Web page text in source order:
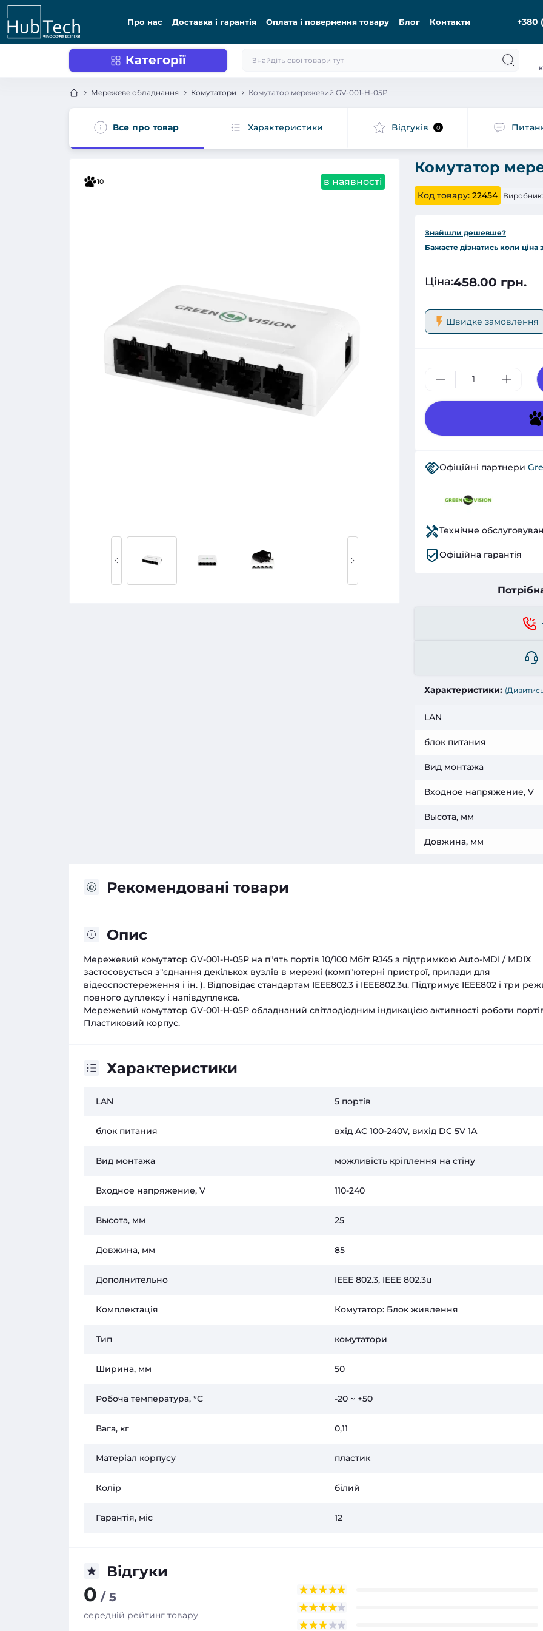
Про нас Доставка і гарантія Оплата і повернення товару Блог Контакти +380
Категорії
Мережеве обладнання Комутатори Комутатор мережевий GV-001-H-05P
Все про товар Характеристики Відгуків 0
10 в наявності
Комутатор
Код товару: 22454 Виробник:
Знайшли дешевше?
Бажаєте дізнатись коли ціна
Ціна:458.00 грн.
Швидке замовлення
Офіційні партнери
Технічне
Офіційна гарантія
Характеристики:
LAN
блок питания
Вид монтажа
Входное напряжение, V
Высота, мм
Довжина, мм
Рекомендовані товари
Опис
Мережевий комутатор GV-001-H-05P на п"ять портів 10/100 Мбіт RJ45 з підтримкою Auto-MDI / MDIX
застосовується з"єднання декількох вузлів в мережі (комп"ютерні пристрої, прилади для
відеоспостереження і ін. ). Відповідає стандартам IEEE802.3 і IEEE802.3u. Підтримує IEEE802 і три
повного дуплексу і напівдуплекса.
Мережевий комутатор GV-001-H-05P обладнаний світлодіодним індикацією активності роботи
Пластиковий корпус.
Характеристики
LAN 5 портів
блок питания вхід AC 100-240V, вихід DC 5V 1А
Вид монтажа можливість кріплення на стіну
Входное напряжение, V 110-240
Высота, мм 25
Довжина, мм 85
Дополнительно IEEE 802.3, IEEE 802.3u
Комплектація Комутатор: Блок живлення
Тип комутатори
Ширина, мм 50
Робоча температура, °C -20 ~ +50
Вага, кг 0,11
Матеріал корпусу пластик
Колір білий
Гарантія, міс 12
Відгуки
0 / 5
середній рейтинг товару